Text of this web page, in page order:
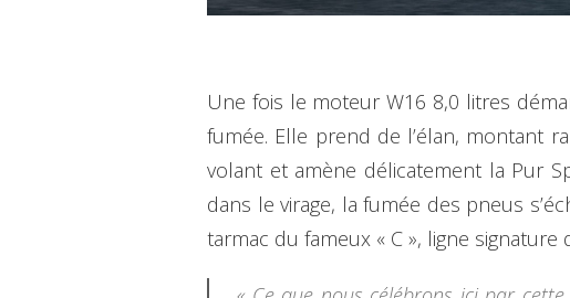
Une fois le moteur W16 8,0 litres
fumée. Elle prend de l’élan, montant
volant et amène délicatement la Pur
dans le virage, la fumée des pneus
tarmac du fameux « C », ligne signature